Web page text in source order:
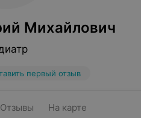
Михайлович
первый отзыв
Отзывы На карте